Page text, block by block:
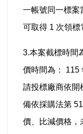
一帳號同一標案
可取得 1 次領標
3.本案截標時間
價時間為： 115
請投標廠商依開
備依採購法第
價、比減價格，